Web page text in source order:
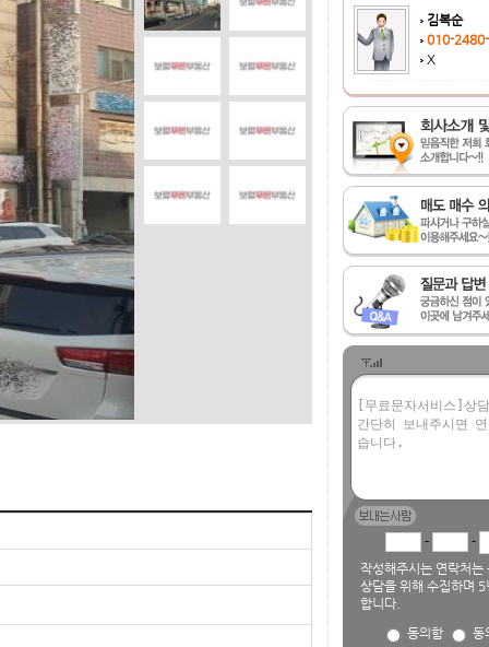
김복순
010-
X
-
-
작성해주시는 연락처는
상담을 위해 수집하며 5
합니다.
동의함
동